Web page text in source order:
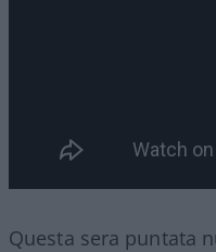
Questa sera puntata